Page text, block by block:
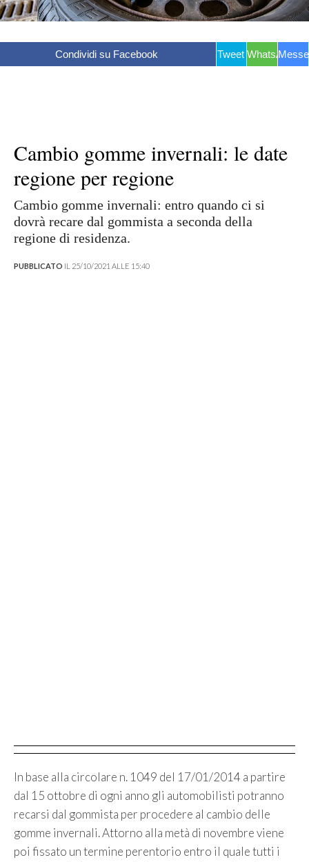
Condividi su Facebook Tweet WhatsApp
Cambio gomme invernali: le date
regione per regione
Cambio gomme invernali: entro quando ci si
dovrà recare dal gommista a seconda della
regione di residenza.
PUBBLICATO IL 25/10/2021 ALLE 15:40
In base alla circolare n. 1049 del 17/01/2014 a partire
dal 15 ottobre di ogni anno gli automobilisti potranno
recarsi dal gommista per procedere al cambio delle
gomme invernali. Attorno alla metà di novembre viene
poi fissato un termine perentorio entro il quale tutti i